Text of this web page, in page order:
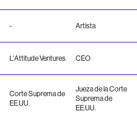
- Artista
L'Attitude Ventures CEO
Corte Suprema de
EE.UU.
Jueza de la Corte
Suprema de
EE.UU.